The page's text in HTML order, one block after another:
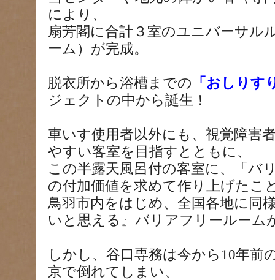
により、
扇芳閣に合計３室のユニバーサル
ーム）が完成。
脱衣所から浴槽までの 「おしりす
ジェクトの中から誕生！
車いす使用者以外にも、視覚障害
やすい客室を目指すとともに、
この半露天風呂付の客室に、「バ
の付加価値を求めて作り上げたこ
鳥羽市内をはじめ、全国各地に同
いと思える』バリアフリールーム
しかし、谷口専務は今から10年前
京で倒れてしまい、